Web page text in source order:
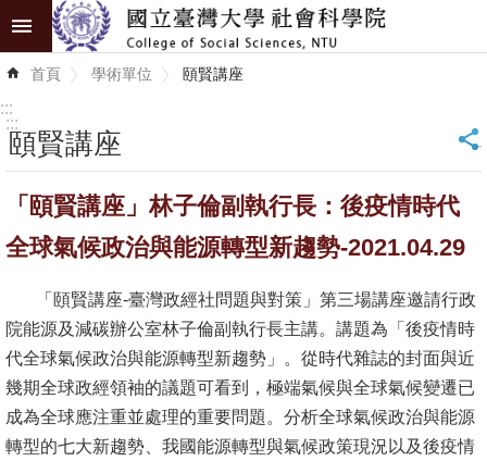
跳到主要內容區塊
進
階
識
學
研
首頁 學術單位 頤賢講座
:::
:::
頤賢講座 _
「頤賢講座」林子倫副執行長：後疫情時代
全球氣候政治與能源轉型新趨勢-2021.04.29
「頤賢講座-臺灣政經社問題與對策」第三場講座邀請行政
院能源及減碳辦公室林子倫副執行長主講。講題為「後疫情時
代全球氣候政治與能源轉型新趨勢」。從時代雜誌的封面與近
幾期全球政經領袖的議題可看到，極端氣候與全球氣候變遷已
成為全球應注重並處理的重要問題。分析全球氣候政治與能源
轉型的七大新趨勢、我國能源轉型與氣候政策現況以及後疫情